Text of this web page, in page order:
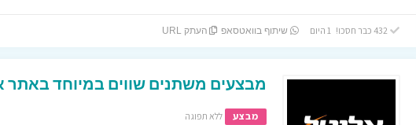
432 כבר חסכו! 1 היום שיתוף בוואטסאפ העתק URL
מבצעים משתנים שווים במיוחד באתר
מבצע ללא תפוגה